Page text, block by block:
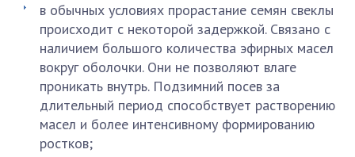
в обычных условиях прорастание семян свеклы
происходит с некоторой задержкой. Связано с
наличием большого количества эфирных масел
вокруг оболочки. Они не позволяют влаге
проникать внутрь. Подзимний посев за
длительный период способствует растворению
масел и более интенсивному формированию
ростков;